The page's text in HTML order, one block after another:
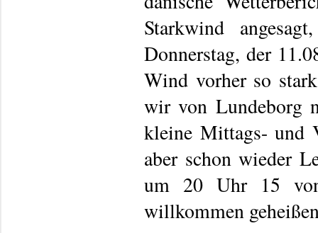
Starkwind
Donnerstag, der
Wind vorher so
wir von Lundeborg
kleine Mittags- und
aber schon wieder
um 20 Uhr 15
willkommen